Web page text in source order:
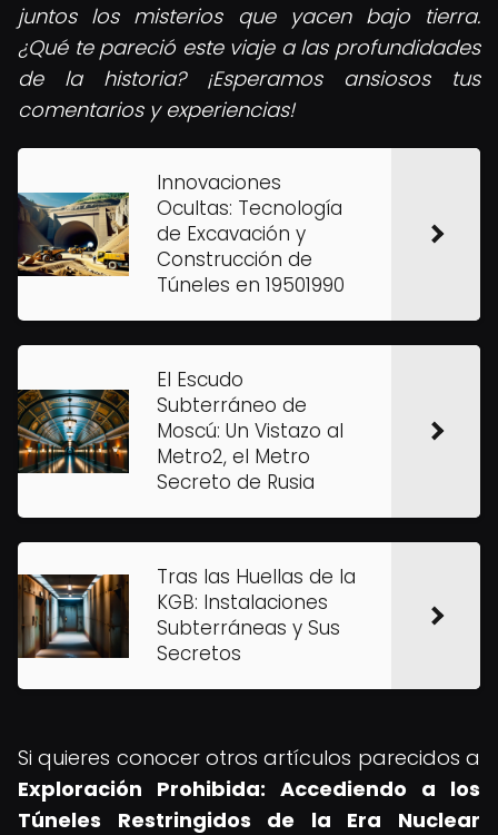
juntos los misterios que yacen bajo tierra.
¿Qué te pareció este viaje a las profundidades
de la historia? ¡Esperamos ansiosos tus
comentarios y experiencias!
Innovaciones
Ocultas: Tecnología
de Excavación y
Construcción de
Túneles en 19501990
El Escudo
Subterráneo de
Moscú: Un Vistazo al
Metro2, el Metro
Secreto de Rusia
Tras las Huellas de la
KGB: Instalaciones
Subterráneas y Sus
Secretos
Si quieres conocer otros artículos parecidos a
Exploración Prohibida: Accediendo a los
Túneles Restringidos de la Era Nuclear